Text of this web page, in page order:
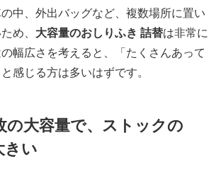
中、外出バッグなど、複数場所に置い
め、 大容量のおしりふき 詰替は非常に
幅広さを考えると、「たくさんあって
感じる方は多いはずです。
の大容量で、ストックの
きい